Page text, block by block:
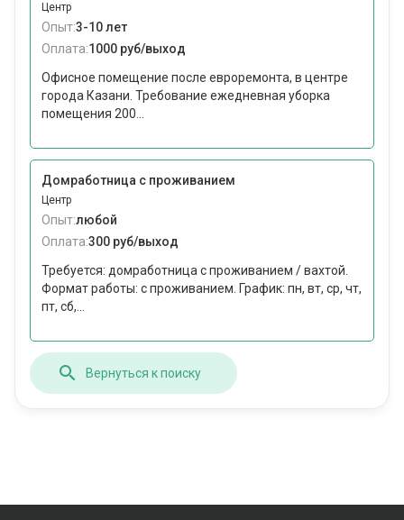
Центр
Опыт:3-10 лет
Оплата:1000 руб/выход
Офисное помещение после евроремонта, в центре
города Казани. Требование ежедневная уборка
помещения 200...
Домработница с проживанием
Центр
Опыт:любой
Оплата:300 руб/выход
Требуется: домработница с проживанием / вахтой.
Формат работы: c проживанием. График: пн, вт, ср, чт,
пт, сб,...
Вернуться к поиску